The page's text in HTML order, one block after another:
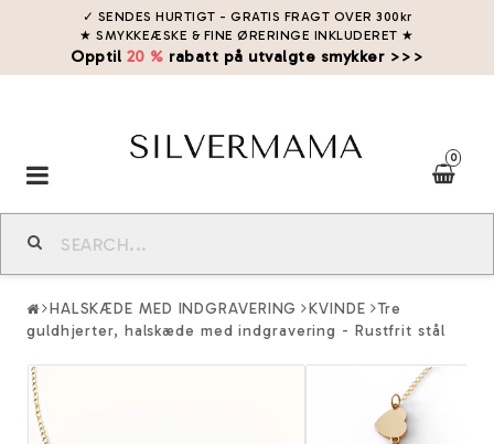
✓ SENDES HURTIGT - GRATIS FRAGT OVER 300kr
★ SMYKKEÆSKE & FINE ØRERINGE INKLUDERET ★
Opptil 20 % rabatt på utvalgte smykker >>>
0
Toggle
navigation
HALSKÆDE MED INDGRAVERING KVINDE
Tre
guldhjerter, halskæde med indgravering - Rustfrit stål